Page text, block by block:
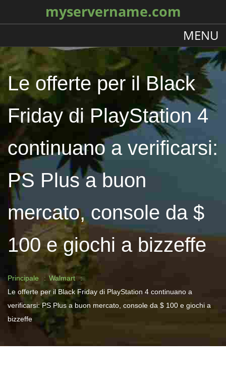
myservername.com
MENU
Le offerte per il Black
Friday di PlayStation 4
continuano a verificarsi:
PS Plus a buon
mercato, console da $
100 e giochi a bizzeffe
Principale
Walmart
Le offerte per il Black Friday di PlayStation 4 continuano a
verificarsi: PS Plus a buon mercato, console da $ 100 e giochi a
bizzeffe